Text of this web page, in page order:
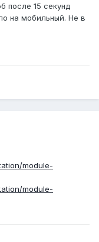
после 15 секунд
на мобильный. Не в
module-
module-